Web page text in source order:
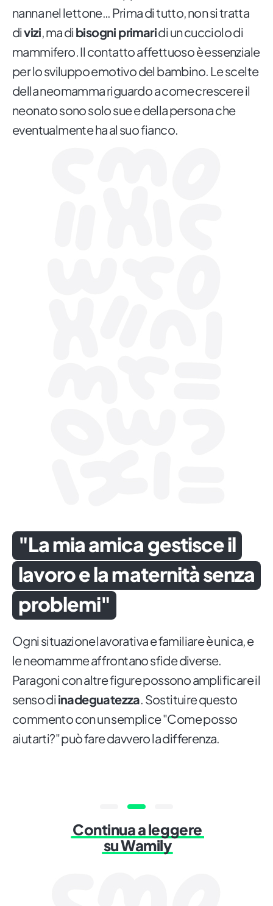
nanna nel lettone… Prima di tutto, non si tratta
divizi, ma di bisogni primaridi un cucciolo di
mammifero. Il contatto affettuoso è essenziale
per lo sviluppo emotivo del bambino. Le scelte
della neomamma riguardo a come crescere il
neonato sono solo sue e della persona che
eventualmente ha al suo fianco.
"La mia amica gestisce il
lavoro e la maternità senza
problemi"
Ogni situazione lavorativa e familiare è unica, e
le neomamme affrontano sfide diverse.
Paragoni con altre figure possono amplificare il
senso di inadeguatezza. Sostituire questo
commento con un semplice "Come posso
aiutarti?" può fare davvero la differenza.
Continua a leggere
su Wamily